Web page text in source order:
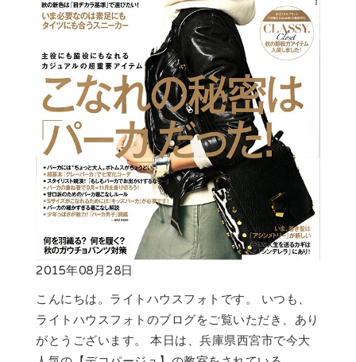
2015年08月28日
こんにちは。ライトハウスフォトです。 いつも、
ライトハウスフォトのブログをご覧いただき、あり
がとうございます。 本日は、兵庫県西宮市で今大